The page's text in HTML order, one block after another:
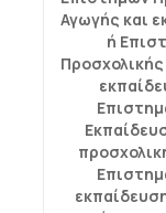
Αγωγής και
ή